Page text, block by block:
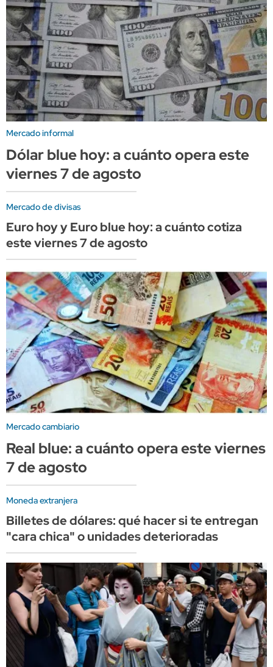
Mercado informal
Dólar blue hoy: a cuánto opera este
viernes 7 de agosto
Mercado de divisas
Euro hoy y Euro blue hoy: a cuánto cotiza
este viernes 7 de agosto
Mercado cambiario
Real blue: a cuánto opera este viernes
7 de agosto
Moneda extranjera
Billetes de dólares: qué hacer si te entregan
"cara chica" o unidades deterioradas